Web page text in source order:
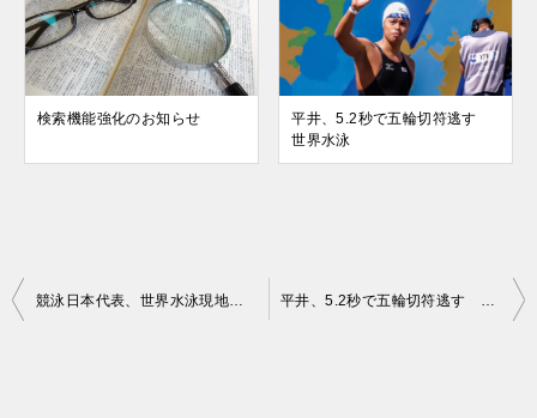
検索機能強化のお知らせ
平井、5.2秒で五輪切符逃す
世界水泳
投
競泳日本代表、世界水泳現地で調整 平井、5.2秒で五輪切符逃す 世界水泳